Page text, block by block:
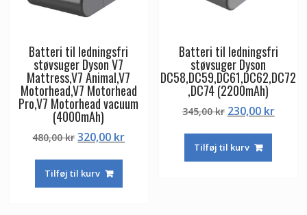
Batteri til ledningsfri
støvsuger Dyson V7
Mattress,V7 Animal,V7
Motorhead,V7 Motorhead
Pro,V7 Motorhead vacuum
(4000mAh)
480,00krDen
pris
var:
320,00 krDen
Tilføj til kurv
Batteri til ledningsfri
støvsuger Dyson
DC58,DC59,DC61,DC62,DC72
,DC74 (2200mAh)
345,00kr Den
pris
var:
230,00 krDen
Tilføj til kurv